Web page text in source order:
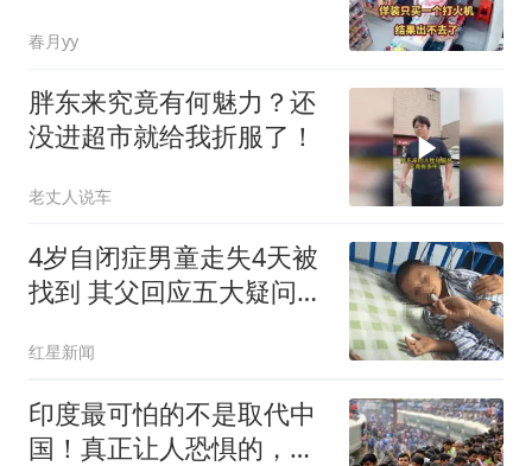
春月yy
胖东来究竟有何魅力？还
没进超市就给我折服了！
老丈人说车
4岁自闭症男童走失4天被
找到 其父回应五大疑问：
接受捐款
红星新闻
印度最可怕的不是取代中
国！真正让人恐惧的，是